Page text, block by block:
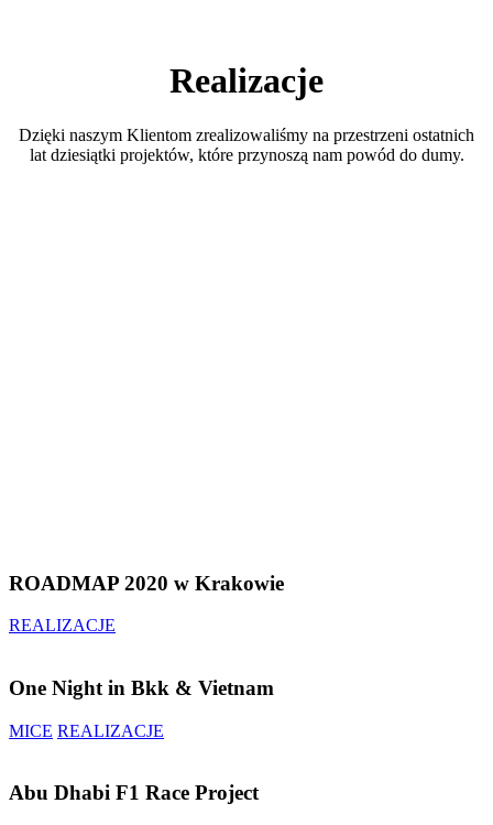
Realizacje
Dzięki naszym Klientom zrealizowaliśmy na przestrzeni ostatnich
lat dziesiątki projektów, które przynoszą nam powód do dumy.
ROADMAP 2020 w Krakowie
REALIZACJE
One Night in Bkk & Vietnam
MICE REALIZACJE
Abu Dhabi F1 Race Project